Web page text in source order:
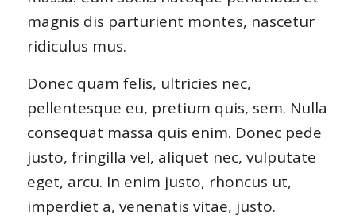
magnis dis parturient montes, nascetur
ridiculus mus.
Donec quam felis, ultricies nec,
pellentesque eu, pretium quis, sem. Nulla
consequat massa quis enim. Donec pede
justo, fringilla vel, aliquet nec, vulputate
eget, arcu. In enim justo, rhoncus ut,
imperdiet a, venenatis vitae, justo.